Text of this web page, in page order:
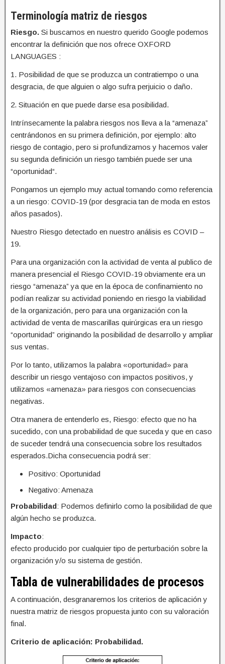
Terminología matriz de riesgos
Riesgo. Si buscamos en nuestro querido Google podemos
encontrar la definición que nos ofrece OXFORD
LANGUAGES :
1. Posibilidad de que se produzca un contratiempo o una
desgracia, de que alguien o algo sufra perjuicio o daño.
2. Situación en que puede darse esa posibilidad.
Intrínsecamente la palabra riesgos nos lleva a la “amenaza”
centrándonos en su primera definición, por ejemplo: alto
riesgo de contagio, pero si profundizamos y hacemos valer
su segunda definición un riesgo también puede ser una
“oportunidad“.
Pongamos un ejemplo muy actual tomando como referencia
a un riesgo: COVID-19 (por desgracia tan de moda en estos
años pasados).
Nuestro Riesgo detectado en nuestro análisis es COVID –
19.
Para una organización con la actividad de venta al publico de
manera presencial el Riesgo COVID-19 obviamente era un
riesgo “amenaza” ya que en la época de confinamiento no
podían realizar su actividad poniendo en riesgo la viabilidad
de la organización, pero para una organización con la
actividad de venta de mascarillas quirúrgicas era un riesgo
“oportunidad” originando la posibilidad de desarrollo y ampliar
sus ventas.
Por lo tanto, utilizamos la palabra «oportunidad» para
describir un riesgo ventajoso con impactos positivos, y
utilizamos «amenaza» para riesgos con consecuencias
negativas.
Otra manera de entenderlo es, Riesgo: efecto que no ha
sucedido, con una probabilidad de que suceda y que en caso
de suceder tendrá una consecuencia sobre los resultados
esperados.Dicha consecuencia podrá ser:
Positivo: Oportunidad
Negativo: Amenaza
Probabilidad: Podemos definirlo como la posibilidad de que
algún hecho se produzca.
Impacto:
efecto producido por cualquier tipo de perturbación sobre la
organización y/o su sistema de gestión.
Tabla de vulnerabilidades de procesos
A continuación, desgranaremos los criterios de aplicación y
nuestra matriz de riesgos propuesta junto con su valoración
final.
Criterio de aplicación: Probabilidad.